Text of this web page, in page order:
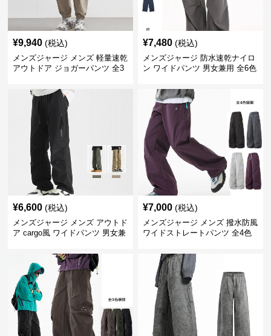
¥9,940 (税込)
メンズジャージ メンズ 軽量速乾
アウトドア ジョガーパンツ 全3
¥7,480 (税込)
メンズジャージ 防水速乾ナイロ
ン ワイドパンツ 男女兼用 全6色
¥6,600 (税込)
メンズジャージ メンズ アウトド
ア cargo風 ワイドパンツ 男女兼
¥7,000 (税込)
メンズジャージ メンズ 撥水防風
ワイドストレートパンツ 全4色